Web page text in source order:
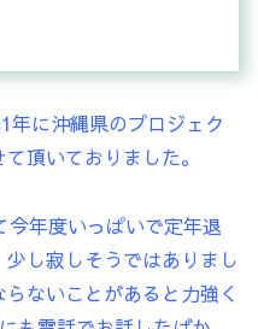
年に沖縄県のプロジェク
頂いておりました。
年度いっぱいで定年退
し寂しそうではありまし
ないことがあると力強く